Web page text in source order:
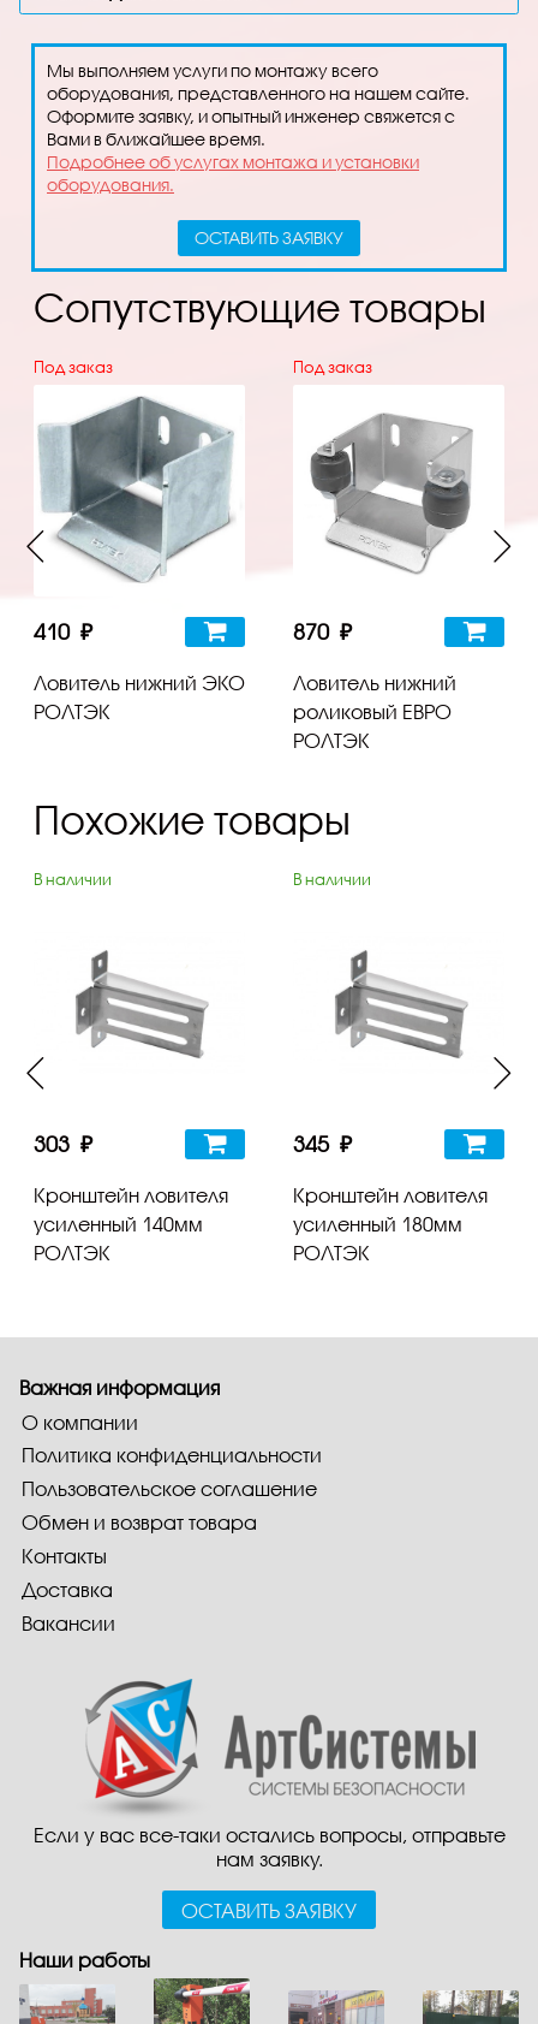
ОСТАВИТЬ ЗАЯВКУ
Мы выполняем услуги по монтажу всего
оборудования, представленного на нашем сайте.
Оформите заявку, и опытный инженер свяжется с
Вами в ближайшее время.
Подробнее об услугах монтажа и установки
оборудования.
Сопутствующие товары
Под заказ
410 ₽
Ловитель нижний ЭКО
РОЛТЭК
Под заказ
870 ₽
Ловитель нижний
роликовый ЕВРО
РОЛТЭК
Похожие товары
В наличии
303 ₽
Кронштейн ловителя
усиленный 140мм
РОЛТЭК
В наличии
345 ₽
Кронштейн ловителя
усиленный 180мм
РОЛТЭК
Если у вас все-таки остались вопросы, отправьте
нам заявку.
ОСТАВИТЬ ЗАЯВКУ
Важная информация
О компании
Политика конфиденциальности
Пользовательское соглашение
Обмен и возврат товара
Контакты
Доставка
Вакансии
Наши работы